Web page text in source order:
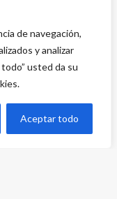
de navegación,
y analizar
usted da su
Aceptar todo